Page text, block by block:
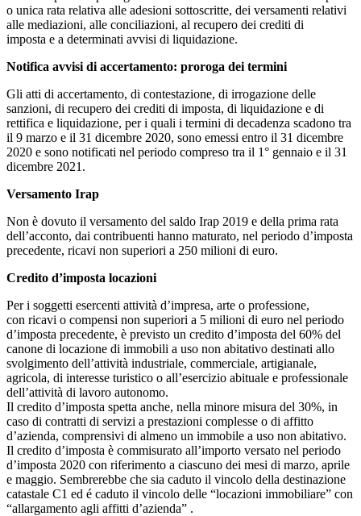
o unica rata relativa alle adesioni sottoscritte, dei versamenti relativi
alle mediazioni, alle conciliazioni, al recupero dei crediti di
imposta e a determinati avvisi di liquidazione.
Notifica avvisi di accertamento: proroga dei termini
Gli atti di accertamento, di contestazione, di irrogazione delle
sanzioni, di recupero dei crediti di imposta, di liquidazione e di
rettifica e liquidazione, per i quali i termini di decadenza scadono tra
il 9 marzo e il 31 dicembre 2020, sono emessi entro il 31 dicembre
2020 e sono notificati nel periodo compreso tra il 1° gennaio e il 31
dicembre 2021.
Versamento Irap
Non è dovuto il versamento del saldo Irap 2019 e della prima rata
dell’acconto, dai contribuenti hanno maturato, nel periodo d’imposta
precedente, ricavi non superiori a 250 milioni di euro.
Credito d’imposta locazioni
Per i soggetti esercenti attività d’impresa, arte o professione,
con ricavi o compensi non superiori a 5 milioni di euro nel periodo
d’imposta precedente, è previsto un credito d’imposta del 60% del
canone di locazione di immobili a uso non abitativo destinati allo
svolgimento dell’attività industriale, commerciale, artigianale,
agricola, di interesse turistico o all’esercizio abituale e professionale
dell’attività di lavoro autonomo.
Il credito d’imposta spetta anche, nella minore misura del 30%, in
caso di contratti di servizi a prestazioni complesse o di affitto
d’azienda, comprensivi di almeno un immobile a uso non abitativo.
Il credito d’imposta è commisurato all’importo versato nel periodo
d’imposta 2020 con riferimento a ciascuno dei mesi di marzo, aprile
e maggio. Sembrerebbe che sia caduto il vincolo della destinazione
catastale C1 ed é caduto il vincolo delle “locazioni immobiliare” con
“allargamento agli affitti d’azienda” .